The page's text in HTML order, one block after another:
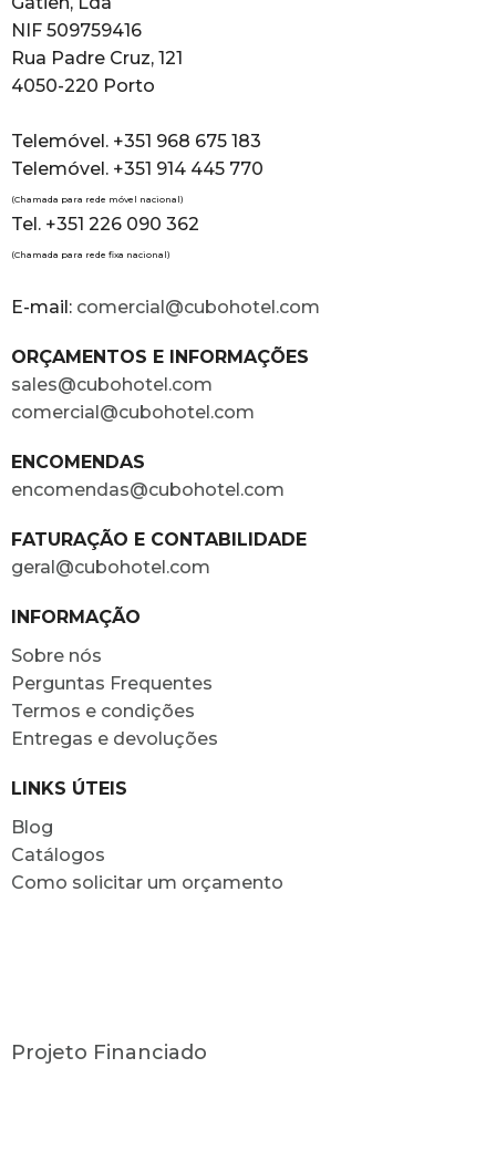
NIF 509759416
Rua Padre Cruz, 121
4050-220 Porto
Telemóvel. +351 968 675 183
Telemóvel. +351 914 445 770
(Chamada para rede móvel nacional)
Tel. +351 226 090 362
(Chamada para rede fixa nacional)
E-mail: comercial@cubohotel.com
ORÇAMENTOS E INFORMAÇÕES
sales@cubohotel.com
comercial@cubohotel.com
ENCOMENDAS
encomendas@cubohotel.com
FATURAÇÃO E CONTABILIDADE
geral@cubohotel.com
INFORMAÇÃO
Sobre nós
Perguntas Frequentes
Termos e condições
Entregas e devoluções
LINKS ÚTEIS
Blog
Catálogos
Como solicitar um orçamento
Projeto Financiado